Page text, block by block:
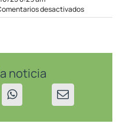
desactivadosen
Corte
noticia